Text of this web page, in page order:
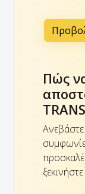
Πώς
Ανεβάστε